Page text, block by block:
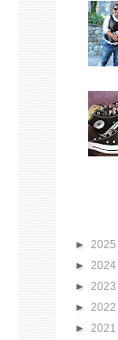
► 2025
► 2024
► 2023
► 2022
► 2021